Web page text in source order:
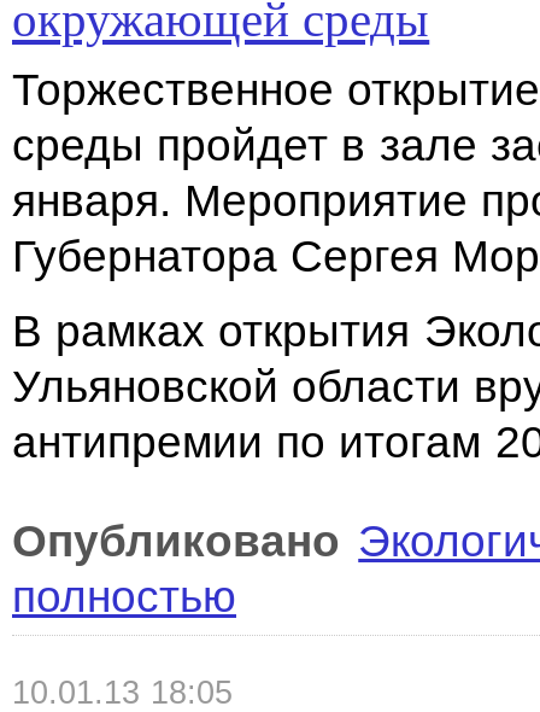
окружающей среды
Торжественное
среды пройдет в зале
января. Мероприятие
Губернатора Сергея
В рамках открытия
Ульяновской области
антипремии по итогам
Опубликовано
полностью
10.01.13 18:05